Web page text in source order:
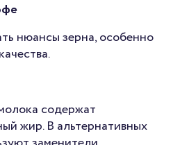
нюансы зерна, особенно
содержат
жир. В альтернативных